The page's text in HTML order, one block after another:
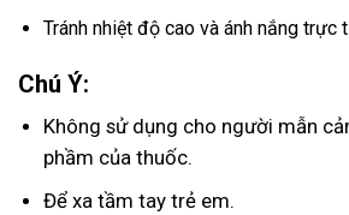
Tránh nhiệt độ cao và ánh nắng trực
Chú Ý:
Không sử dụng cho người mẫn
phầm của thuốc.
Để xa tầm tay trẻ em.